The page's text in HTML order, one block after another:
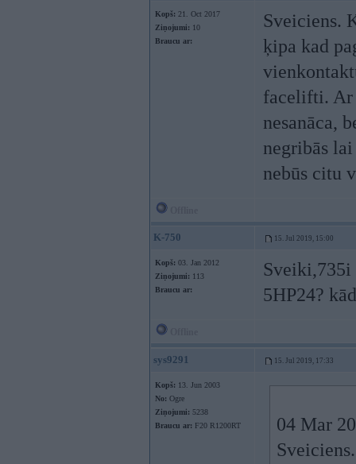
Kopš: 21. Oct 2017
Ziņojumi: 10
Braucu ar:
Sveiciens.
ķipa kad
facelifti. Ar
nesanāca,
negribās
nebūs citu
K-750 15. Jul 2019, 15:00
Kopš: 03. Jan 2012
Ziņojumi: 113
Braucu ar:
Sveiki,735i
5HP24?
sys9291 15. Jul 2019, 17:33
Kopš: 13. Jun 2003
No: Ogre
Ziņojumi: 5238
Braucu ar: F20 R1200RT
04 Mar